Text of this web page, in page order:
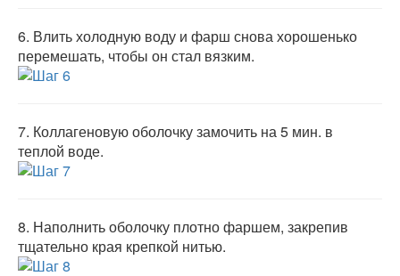
6. Влить холодную воду и фарш снова хорошенько
перемешать, чтобы он стал вязким.
7. Коллагеновую оболочку замочить на 5 мин. в
теплой воде.
8. Наполнить оболочку плотно фаршем, закрепив
тщательно края крепкой нитью.